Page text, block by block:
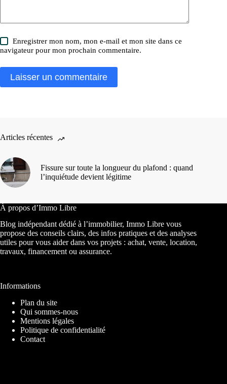
Enregistrer mon nom, mon e-mail et mon site dans ce
navigateur pour mon prochain commentaire.
Laisser un commentaire
Articles récentes
Fissure sur toute la longueur du plafond : quand
l’inquiétude devient légitime
À propos d’Immo Libre
Blog indépendant dédié à l’immobilier, Immo Libre vous
propose des conseils clairs, des infos pratiques et des analyses
utiles pour vous aider dans vos projets : achat, vente, location,
travaux, financement ou assurance.
Informations
Plan du site
Qui sommes-nous
Mentions légales
Politique de confidentialité
Contact